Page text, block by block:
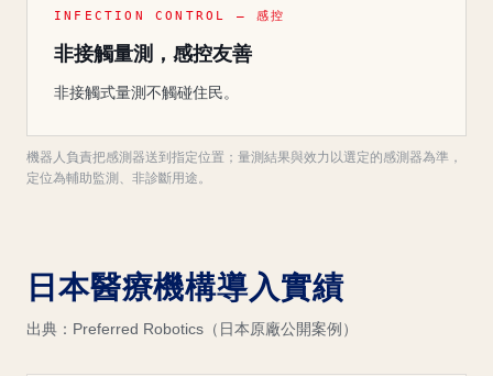
INFECTION CONTROL — 感控
非接觸量測，感控友善
非接觸式量測不觸碰住民。
機器人負責把感測器送到指定位置；量測結果與效力以選定的感測器為準，
定位為輔助監測、非診斷用途。
日本醫療機構導入實績
出典：Preferred Robotics（日本原廠公開案例）